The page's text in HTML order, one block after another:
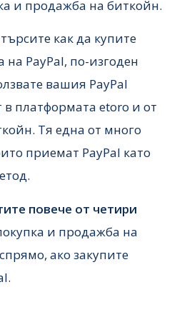
и продажба на биткойн.
как да купите
PayPal, по-изгоден
вашия PayPal
в платформата etoro и от
Тя една от много
приемат PayPal като
повече от четири
и продажба на
спрямо, ако закупите